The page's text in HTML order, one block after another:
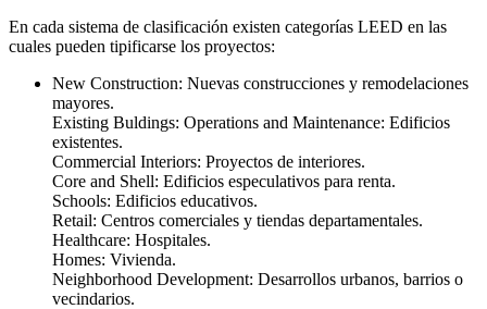
En cada sistema de clasificación existen categorías LEED en las
cuales pueden tipificarse los proyectos:
New Construction: Nuevas construcciones y remodelaciones
mayores.
Existing Buldings: Operations and Maintenance: Edificios
existentes.
Commercial Interiors: Proyectos de interiores.
Core and Shell: Edificios especulativos para renta.
Schools: Edificios educativos.
Retail: Centros comerciales y tiendas departamentales.
Healthcare: Hospitales.
Homes: Vivienda.
Neighborhood Development: Desarrollos urbanos, barrios o
vecindarios.